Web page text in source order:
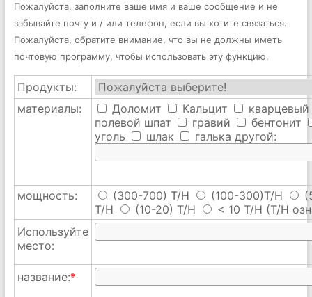
Пожалуйста, заполните ваше имя и ваше сообщение и не
забывайте почту и / или телефон, если вы хотите связаться.
Пожалуйста, обратите внимание, что вы не должны иметь
почтовую программу, чтобы использовать эту функцию.
Продукты:
материалы:
Доломит Кальцит
кварцевый
полевой шпат
гравий
бентонит
уголь
шлак галька другой:
мощность: (300-700) T/H (100-300)T/H
T/H
(10-20) T/H < 10 T/H (T/H
Используйте
место:
название:*